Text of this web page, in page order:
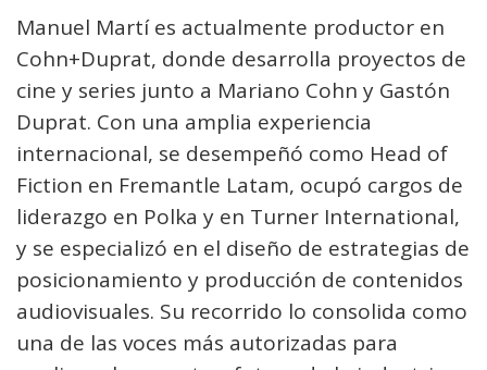
Manuel Martí es actualmente productor en
Cohn+Duprat, donde desarrolla proyectos de
cine y series junto a Mariano Cohn y Gastón
Duprat. Con una amplia experiencia
internacional, se desempeñó como Head of
Fiction en Fremantle Latam, ocupó cargos de
liderazgo en Polka y en Turner International,
y se especializó en el diseño de estrategias de
posicionamiento y producción de contenidos
audiovisuales. Su recorrido lo consolida como
una de las voces más autorizadas para